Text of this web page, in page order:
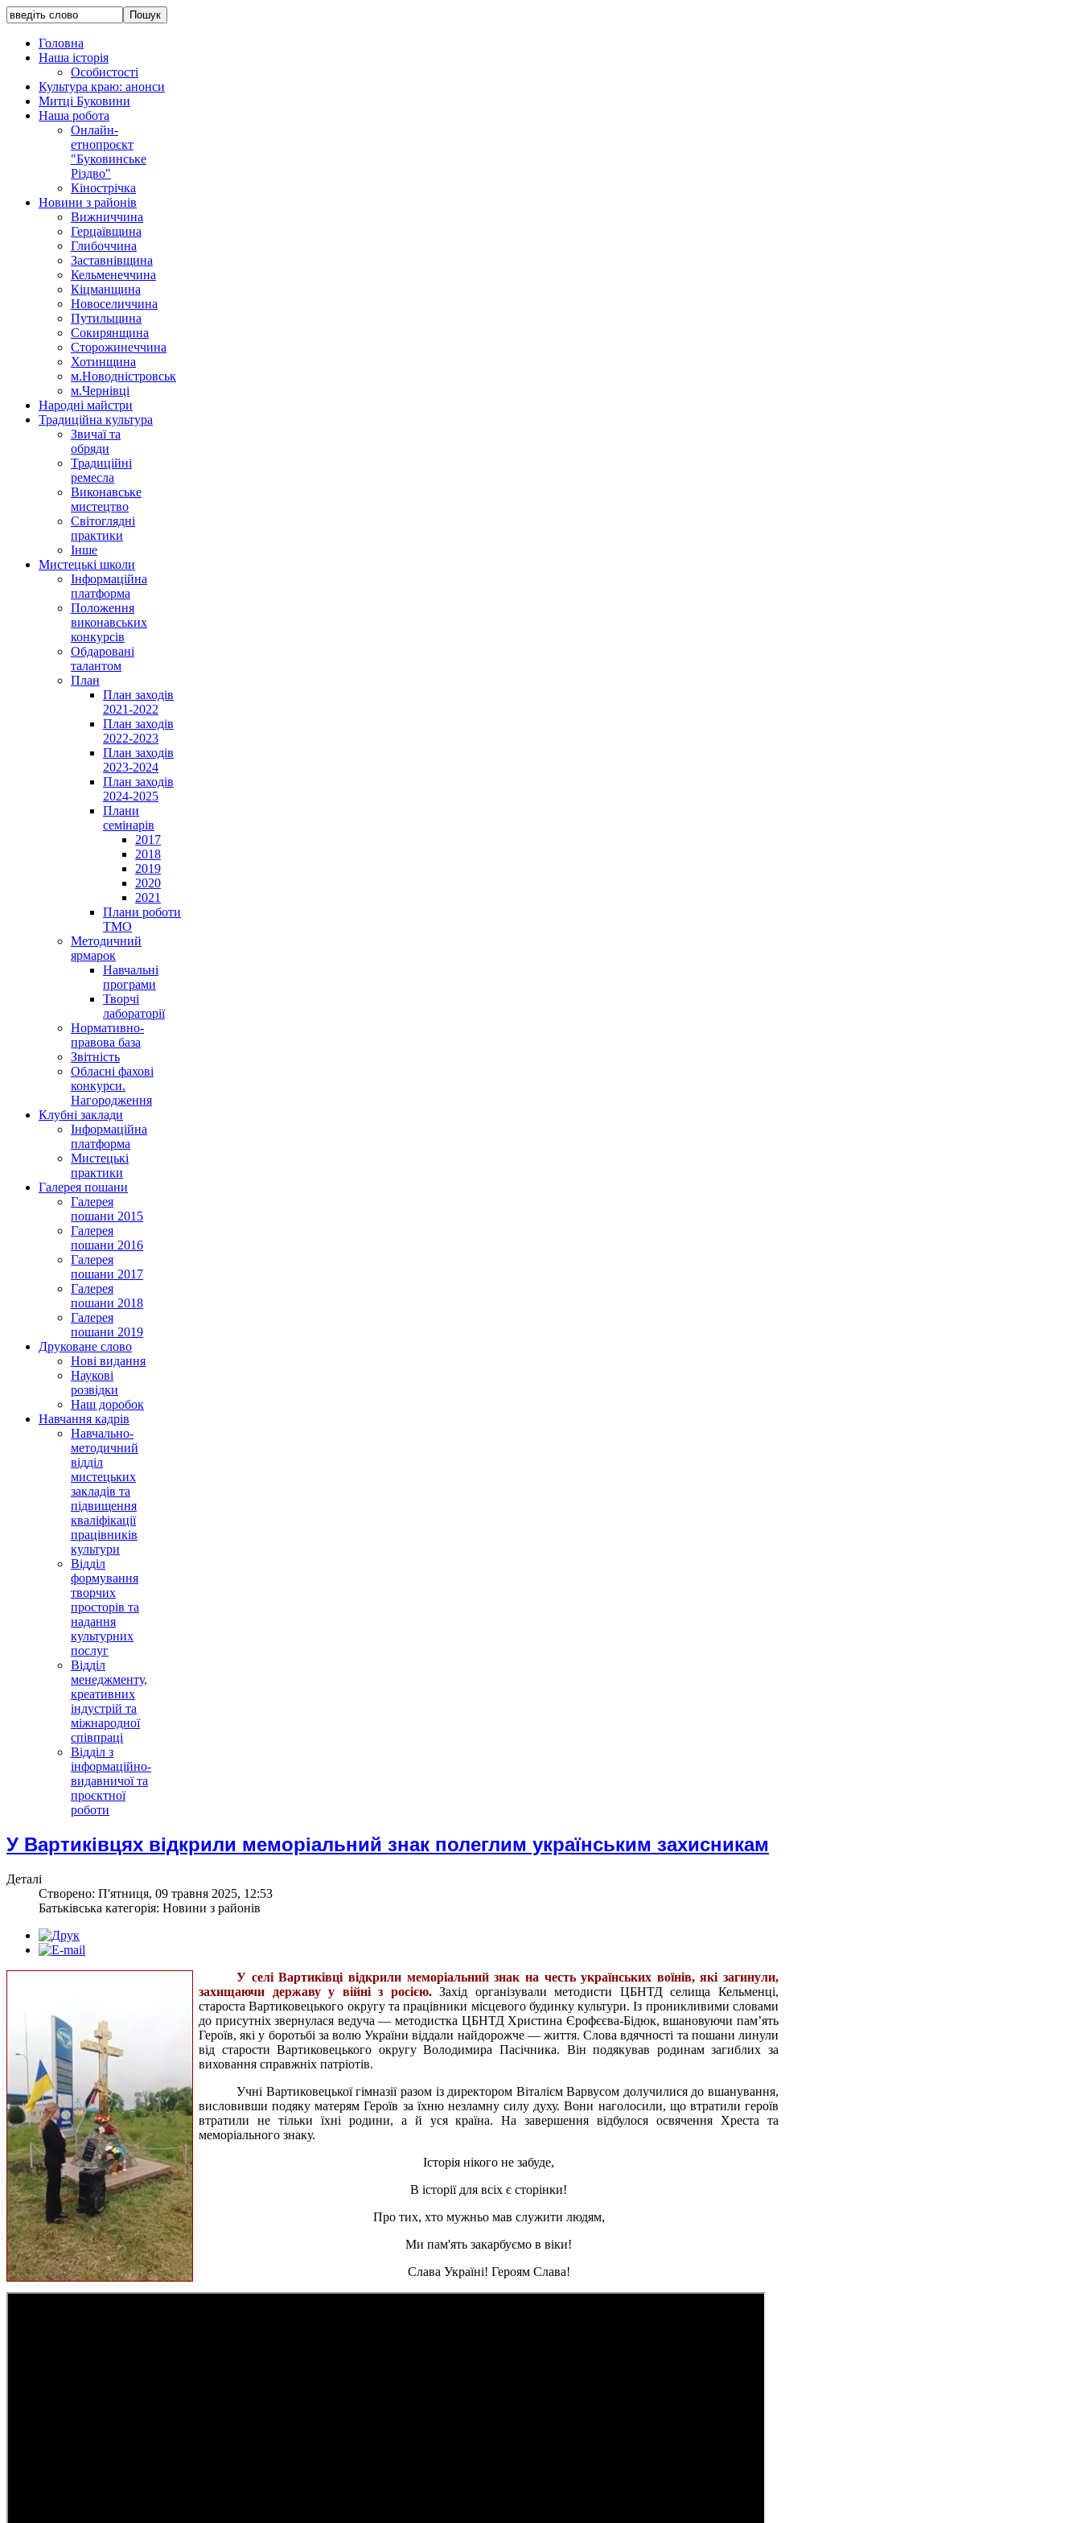
Головна
Наша історія
Особистості
Культура краю: анонси
Митці Буковини
Наша робота
Онлайн-
етнопроєкт
"Буковинське
Різдво"
Кінострічка
Новини з районів
Вижниччина
Герцаївщина
Глибоччина
Заставнівщина
Кельменеччина
Кіцманщина
Новоселиччина
Путильщина
Сокирянщина
Сторожинеччина
Хотинщина
м.Новодністровськ
м.Чернівці
Народні майстри
Традиційна культура
Звичаї та
обряди
Традиційні
ремесла
Виконавське
мистецтво
Світоглядні
практики
Інше
Мистецькі школи
Інформаційна
платформа
Положення
виконавських
конкурсів
Обдаровані
талантом
План
План заходів
2021-2022
План заходів
2022-2023
План заходів
2023-2024
План заходів
2024-2025
Плани
семінарів
2017
2018
2019
2020
2021
Плани роботи
ТМО
Методичний
ярмарок
Навчальні
програми
Творчі
лабораторії
Нормативно-
правова база
Звітність
Обласні фахові
конкурси.
Нагородження
Клубні заклади
Інформаційна
платформа
Мистецькі
практики
Галерея пошани
Галерея
пошани 2015
Галерея
пошани 2016
Галерея
пошани 2017
Галерея
пошани 2018
Галерея
пошани 2019
Друковане слово
Нові видання
Наукові
розвідки
Наш доробок
Навчання кадрів
Навчально-
методичний
відділ
мистецьких
закладів та
підвищення
кваліфікації
працівників
культури
Відділ
формування
творчих
просторів та
надання
культурних
послуг
Відділ
менеджменту,
креативних
індустрій та
міжнародної
співпраці
Відділ з
інформаційно-
видавничої та
проєктної
роботи
У Вартиківцях відкрили меморіальний знак полеглим українським захисникам
Деталі
Створено: П'ятниця, 09 травня 2025, 12:53
Батьківська категорія: Новини з районів
У селі Вартиківці відкрили меморіальний знак на честь українських воїнів, які загинули,
захищаючи державу у війні з росією.Захід організували методисти ЦБНТД селища Кельменці,
староста Вартиковецького округу та працівники місцевого будинку культури. Із проникливими словами
до присутніх звернулася ведуча — методистка ЦБНТД Христина Єрофєєва-Бідюк, вшановуючи пам’ять
Героїв, які у боротьбі за волю України віддали найдорожче — життя. Слова вдячності та пошани линули
від старости Вартиковецького округу Володимира Пасічника. Він подякував родинам загиблих за
виховання справжніх патріотів.
Учні Вартиковецької гімназії разом із директором ВіталіємВарвусом долучилися до вшанування,
висловивши подяку матерям Героїв за їхню незламну силу духу. Вони наголосили, що втратили героїв
втратили не тільки їхні родини, а й уся країна. На завершення відбулося освячення Хреста та
меморіального знаку.
Історія нікого не забуде,
В історії для всіх є сторінки!
Про тих, хто мужньо мав служити людям,
Ми пам'ять закарбуємо в віки!
Слава Україні! Героям Слава!